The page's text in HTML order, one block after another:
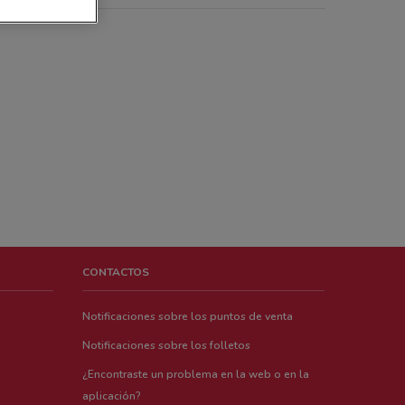
CONTACTOS
Notificaciones sobre los puntos de venta
Notificaciones sobre los folletos
¿Encontraste un problema en la web o en la
aplicación?